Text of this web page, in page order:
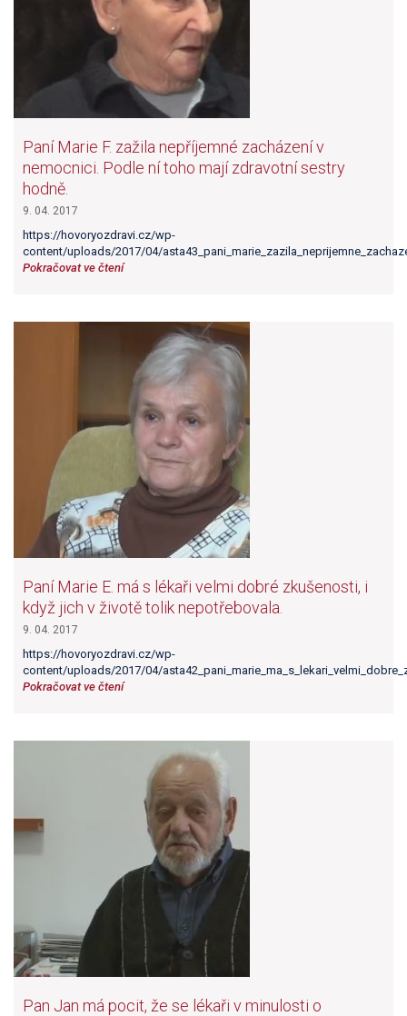
Paní Marie F. zažila nepříjemné zacházení v
nemocnici. Podle ní toho mají zdravotní sestry
hodně.
9. 04. 2017
https://hovoryozdravi.cz/wp-
content/uploads/2017/04/
Pokračovat ve čtení
Paní Marie E. má s lékaři velmi dobré zkušenosti, i
když jich v životě tolik nepotřebovala.
9. 04. 2017
https://hovoryozdravi.cz/wp-
content/uploads/2017/04/
Pokračovat ve čtení
Pan Jan má pocit, že se lékaři v minulosti o